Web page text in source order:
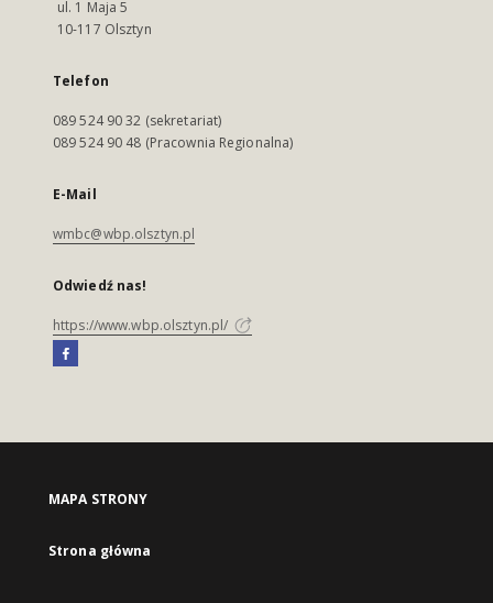
ul. 1 Maja 5
10-117 Olsztyn
Telefon
089 524 90 32 (sekretariat)
089 524 90 48 (Pracownia Regionalna)
E-Mail
wmbc@wbp.olsztyn.pl
Odwiedź nas!
https://www.wbp.olsztyn.pl/
MAPA STRONY
Strona główna